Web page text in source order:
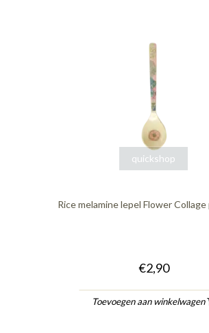
quickshop
Rice melamine lepel Flower
€2,90
Toevoegen aan winkelwagen